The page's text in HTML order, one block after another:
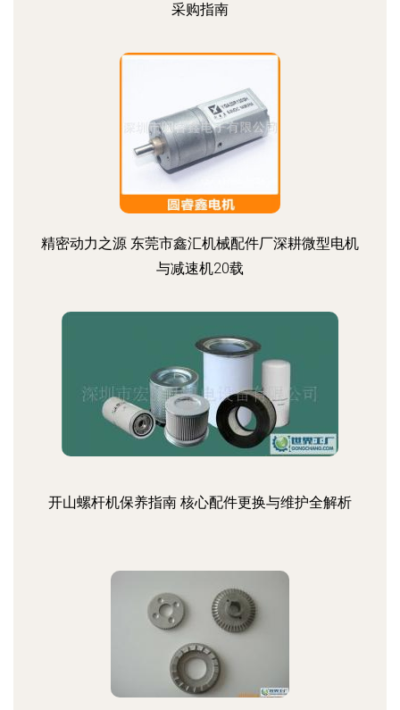
采购指南
精密动力之源 东莞市鑫汇机械配件厂深耕微型电机
与减速机20载
开山螺杆机保养指南 核心配件更换与维护全解析